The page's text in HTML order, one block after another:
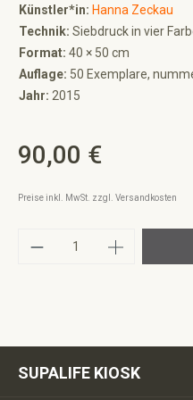
Künstler*in: Hanna Zeckau
Technik: Siebdruck in vier
Format: 40 × 50 cm
Auflage: 50 Exemplare,
Jahr: 2015
Regulärer Preis:
90,00 €
Preise inkl. MwSt. zzgl. Versandkosten
Produkt Anzahl:
SUPALIFE KIOSK